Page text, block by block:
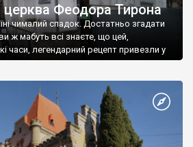
церква Феодора Тирона
чималий спадок. Достатньо згадати
ж мабуть всі знаєте, що цей,
часи, легендарний рецепт привезли у